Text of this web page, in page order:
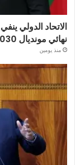
الاتحاد الدولي
نهائي مونديال 2030
منذ يومين